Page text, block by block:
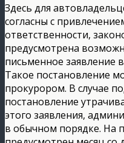
Здесь для
согласны с
ответственности,
предусмотрена
письменное заявление
Такое постановление
прокурором. В случае
постановление
этого заявления,
в обычном порядке. На